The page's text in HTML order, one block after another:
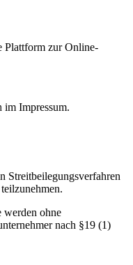
Plattform zur Online-
im Impressum.
Streitbeilegungsverfahren
werden ohne
nach §19 (1)